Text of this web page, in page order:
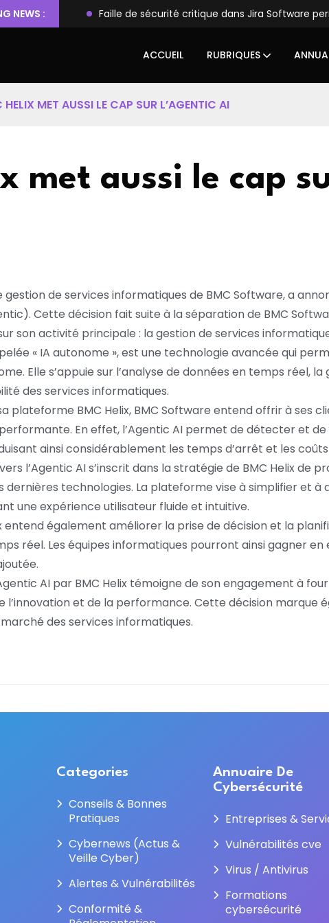
NEWS :
l’accès root Faille de sécurité critique dans Jira Software
ACCUEIL RUBRIQUES
HELIX MET AUSSI LE CAP SUR L’AGENTIC AI
met aussi le cap
gestion de services informatiques de BMC Software, a
Cette décision fait suite à la séparation de BMC
son activité principale : la gestion de services
« IA autonome », est une technologie avancée qui
Elle s’appuie sur l’analyse de données en temps réel,
des services informatiques.
plateforme BMC Helix, BMC Software entend offrir à ses
En effet, l’Agentic AI permet de détecter et
ainsi considérablement les temps d’arrêt et les coûts
l’Agentic AI s’inscrit dans la stratégie de BMC Helix de
dernières technologies. La plateforme vise à simplifier et
une expérience utilisateur fluide et intuitive.
entend également améliorer la prise de décision et la
réel. Les équipes informatiques pourront ainsi gagner
AI par BMC Helix témoigne de son engagement à
l’innovation et de la performance. Cette décision marque
des services informatiques.
Categories
Conseils & Bonnes
Pratiques
Cybernews (Actus &
Veille Cyber)
Alertes & Vulnérabilités
Conformité &
Annuaire De
Cybersécurité
Entreprises &
Vulnérabilités cve
Virus / Antivirus
Formations
cybersécurité